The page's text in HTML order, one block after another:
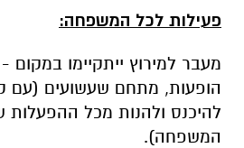
פעילות לכל המשפחה:
מעבר למירוץ ייתקיימו
הופעות, מתחם שעשועים (עם
להיכנס ולהנות מכל ההפעלות
המשפחה).